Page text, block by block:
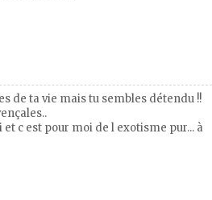
de ta vie mais tu sembles détendu !!
et c est pour moi de l exotisme pur... à